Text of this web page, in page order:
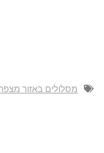
מסלולים באזור